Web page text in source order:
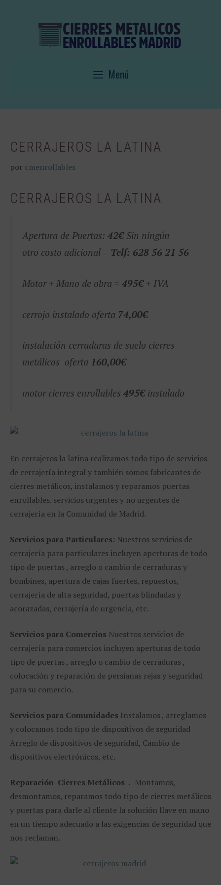
Menú
CERRAJEROS LA LATINA
por cmenrollables
CERRAJEROS LA LATINA
Apertura de Puertas: 42€ Sin ningún
otro costo adicional – Telf: 628 56 21 56
Motor + Mano de obra = 495€+ IVA
cerrojo instalado oferta 74,00€
instalación cerraduras de suelo cierres
metálicos oferta 160,00€
motor cierres enrollables 495€instalado
En cerrajeros la latina realizamos todo tipo de servicios
de cerrajería integral y también somos fabricantes de
cierres metálicos, instalamos y reparamos puertas
enrollables. servicios urgentes y no urgentes de
cerrajería en la Comunidad de Madrid.
Servicios para Particulares: Nuestros servicios de
cerrajería para particulares incluyen aperturas de todo
tipo de puertas , arreglo o cambio de cerraduras y
bombines, apertura de cajas fuertes, repuestos,
cerrajería de alta seguridad, puertas blindadas y
acorazadas, cerrajería de urgencia, etc.
Servicios para Comercios Nuestros servicios de
cerrajería para comercios incluyen aperturas de todo
tipo de puertas , arreglo o cambio de cerraduras ,
colocación y reparación de persianas rejas y seguridad
para su comercio.
Servicios para Comunidades Instalamos , arreglamos
y colocamos todo tipo de dispositivos de seguridad
Arreglo de dispositivos de seguridad, Cambio de
dispositivos electrónicos, etc.
Reparación Cierres Metálicos .- Montamos,
desmontamos, reparamos todo tipo de cierres metálicos
y puertas para darle al cliente la solución llave en mano
en un tiempo adecuado a las exigencias de seguridad que
nos reclaman.